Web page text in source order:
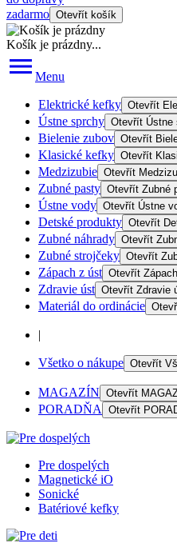
zadarmo Otevřít košík
Košík je prázdny...
Menu
Elektrické kefky Otevřít
Ústne sprchy Otevřít Ústne
Bielenie zubov Otevřít
Klasické kefky Otevřít
Medzizubie Otevřít
Zubné pasty Otevřít Zubné
Ústne vody Otevřít Ústne
Detské produkty Otevřít
Zubné náhrady Otevřít
Zubné strojčeky Otevřít
Zápach z úst Otevřít
Zdravie úst Otevřít Zdravie
Materiál do ordinácie
|
Všetko o nákupe Otevřít
MAGAZÍN Otevřít
PORADŇA Otevřít
Pre dospelých
Magnetické iO
Sonické
Batériové kefky